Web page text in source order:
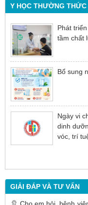
Y HỌC THƯỜNG THỨC
Phát
tầm chất
Bổ sung
Ngày vi
dinh
vóc, trí
GIẢI ĐÁP VÀ TƯ VẤN